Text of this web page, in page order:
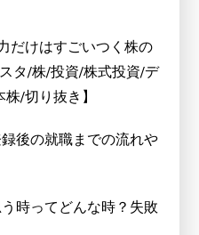
だけはすごいつく株の
タ/株/投資/株式投資/デ
/切り抜き】
後の就職までの流れや
時ってどんな時？失敗